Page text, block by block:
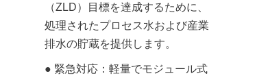
（ZLD）目標を達成するために、
処理されたプロセス水および産業
排水の貯蔵を提供します。
● 緊急対応：軽量でモジュール式